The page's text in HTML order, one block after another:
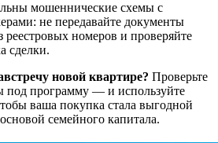
мошеннические схемы с
не передавайте документы
реестровых номеров и проверяйте
сделки.
новой квартире? Проверьте
под программу — и используйте
ваша покупка стала выгодной
семейного капитала.